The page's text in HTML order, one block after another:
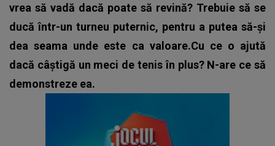
vrea să vadă dacă poate să revină? Trebuie să se
ducă într-un turneu puternic, pentru a putea să-și
dea seama unde este ca valoare.Cu ce o ajută
dacă câștigă un meci de tenis în plus? N-are ce să
demonstreze ea.